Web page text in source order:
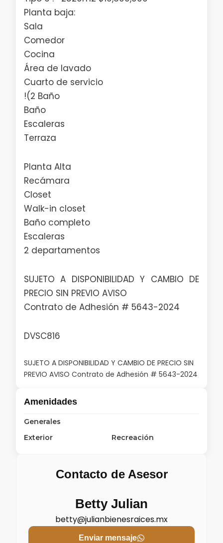
Planta baja:
Sala
Comedor
Cocina
Área de lavado
Cuarto de servicio
!(2 Baño
Baño
Escaleras
Terraza
Planta Alta
Recámara
Closet
Walk-in closet
Baño completo
Escaleras
2 departamentos
SUJETO A DISPONIBILIDAD Y CAMBIO DE
PRECIO SIN PREVIO AVISO
Contrato de Adhesión # 5643-2024
DVSC816
SUJETO A DISPONIBILIDAD Y CAMBIO DE PRECIO SIN
PREVIO AVISO Contrato de Adhesión # 5643-2024
Amenidades
Generales
Exterior
Recreación
Contacto de Asesor
Betty Julian
betty@julianbienesraices.mx
Enviar mensaje